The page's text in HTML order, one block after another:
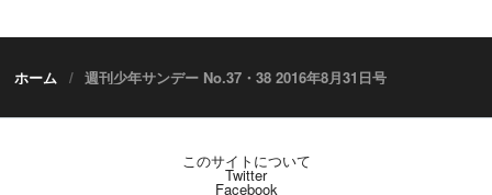
ホーム 週刊少年サンデー No.37・38 2016年8月31日号
このサイトについて
Twitter
Facebook